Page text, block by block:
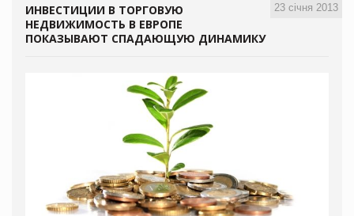
23 січня 2013
ИНВЕСТИЦИИ В ТОРГОВУЮ
НЕДВИЖИМОСТЬ В ЕВРОПЕ
ПОКАЗЫВАЮТ СПАДАЮЩУЮ ДИНАМИКУ